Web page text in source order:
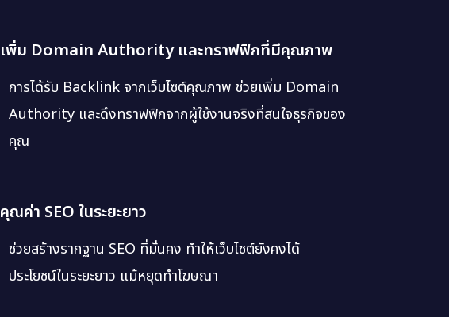
เพิ่ม Domain Authority และทราฟฟิกที่มีคุณภาพ
การได้รับ Backlink จากเว็บไซต์คุณภาพ ช่วยเพิ่ม Domain
Authority และดึงทราฟฟิกจากผู้ใช้งานจริงที่สนใจธุรกิจของ
คุณ
คุณค่า SEO ในระยะยาว
ช่วยสร้างรากฐาน SEO ที่มั่นคง ทำให้เว็บไซต์ยังคงได้
ประโยชน์ในระยะยาว แม้หยุดทำโฆษณา